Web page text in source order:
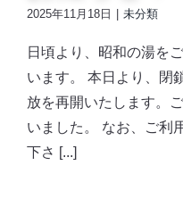
2025年11月18日 | 未分類
日頃より、昭和の湯を
います。 本日より、閉
放を再開いたします。
いました。 なお、ご利
下さ [...]